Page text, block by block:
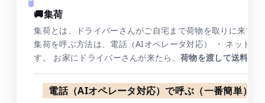
🚚集荷
集荷とは、ドライバーさんがご自宅まで荷物を取りに来て
集荷を呼ぶ方法は、電話（AIオペレータ対応） ・ ネット依
す。 お家にドライバーさんが来たら、荷物を渡して送料を
電話（AIオペレータ対応）で呼ぶ（一番簡単）